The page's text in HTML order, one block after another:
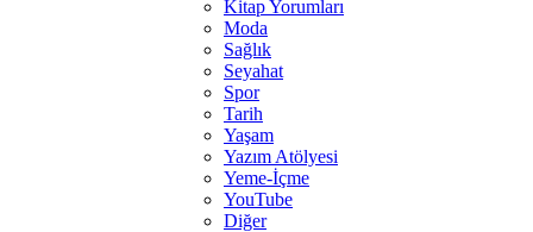
Kitap Yorumları
Moda
Sağlık
Seyahat
Spor
Tarih
Yaşam
Yazım Atölyesi
Yeme-İçme
YouTube
Diğer